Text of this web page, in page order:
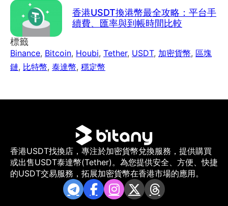
香港USDT換港幣最全攻略：平台手
續費、匯率與到帳時間比較
標籤
Binance, Bitcoin, Houbi, Tether, USDT, 加密貨幣, 區塊
鏈, 比特幣, 泰達幣, 穩定幣
香港USDT找換店，專注於加密貨幣兌換服務，提供購買
或出售USDT泰達幣(Tether)。為您提供安全、方便、快捷
的USDT交易服務，拓展加密貨幣在香港市場的應用。